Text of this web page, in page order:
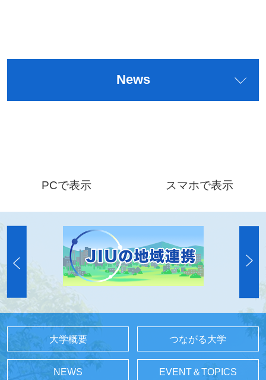
News
PCで表示 スマホで表示
大学概要 つながる大学
NEWS EVENT＆TOPICS